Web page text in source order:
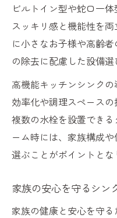
ビルトイン型や蛇口一
スッキリ感と機能性を
に小さなお子様や高齢
の除去に配慮した設備選
高機能キッチンシンク
効率化や調理スペースの
複数の水栓を設置でき
ーム時には、家族構成
選ぶことがポイントとな
家族の安心を守るシン
家族の健康と安心を守